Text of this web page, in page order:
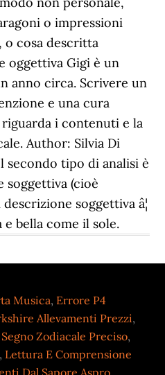
o impressioni
o cosa descritta
oggettiva Gigi è un
anno circa. Scrivere un
e una cura
i contenuti e la
Author: Silvia Di
secondo tipo di analisi è
soggettiva (cioè
soggettiva â¦
e bella come il sole.
Musica, Errore P4
Allevamenti Prezzi,
Zodiacale Preciso,
, Lettura E Comprensione
Dal Sapore Aspro